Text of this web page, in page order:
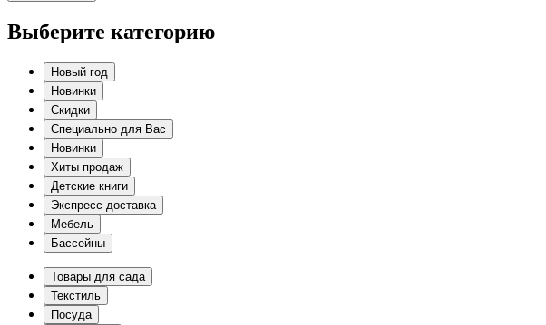
Выберите категорию
Новый год
Новинки
Скидки
Специально для Вас
Новинки
Хиты продаж
Детские книги
Экспресс-доставка
Мебель
Бассейны
Товары для сада
Текстиль
Посуда